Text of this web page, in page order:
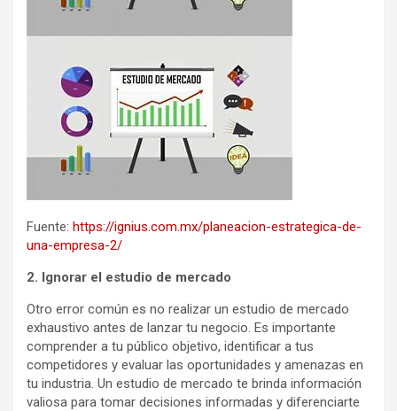
Fuente: https://ignius.com.mx/planeacion-estrategica-de-
una-empresa-2/
2. Ignorar el estudio de mercado
Otro error común es no realizar un estudio de mercado
exhaustivo antes de lanzar tu negocio. Es importante
comprender a tu público objetivo, identificar a tus
competidores y evaluar las oportunidades y amenazas en
tu industria. Un estudio de mercado te brinda información
valiosa para tomar decisiones informadas y diferenciarte